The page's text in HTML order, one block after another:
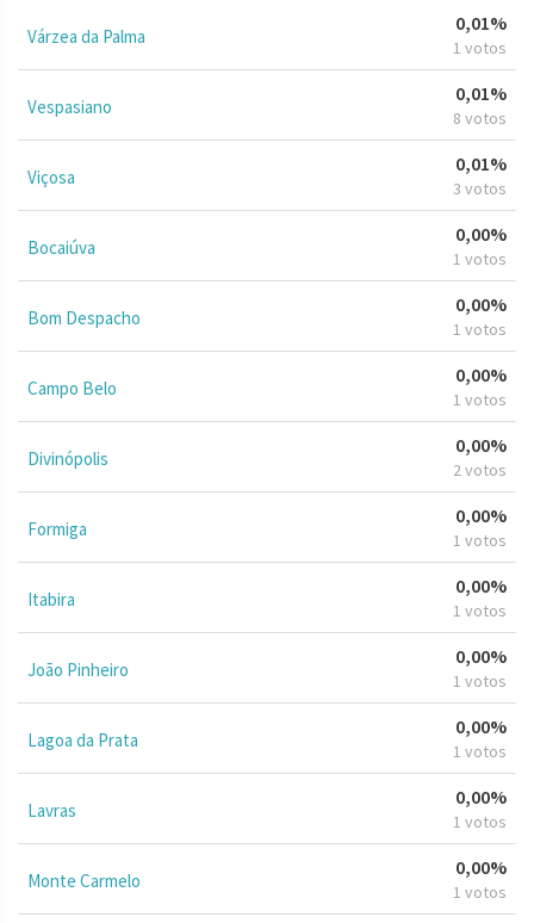
Várzea da Palma
0,01%
1 votos
Vespasiano
0,01%
8 votos
Viçosa
0,01%
3 votos
Bocaiúva
0,00%
1 votos
Bom Despacho
0,00%
1 votos
Campo Belo
0,00%
1 votos
Divinópolis
0,00%
2 votos
Formiga
0,00%
1 votos
Itabira
0,00%
1 votos
João Pinheiro
0,00%
1 votos
Lagoa da Prata
0,00%
1 votos
Lavras
0,00%
1 votos
Monte Carmelo
0,00%
1 votos